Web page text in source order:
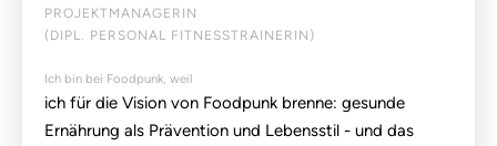
PROJEKTMANAGERIN
(DIPL. PERSONAL FITNESSTRAINERIN)
Ich bin bei Foodpunk, weil
ich für die Vision von Foodpunk brenne: gesunde
Ernährung als Prävention und Lebensstil - und das